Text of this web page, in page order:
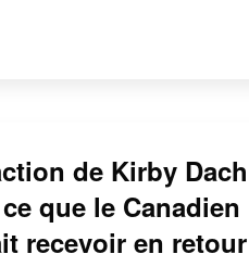
de Kirby Dach
que le Canadien
recevoir en retour